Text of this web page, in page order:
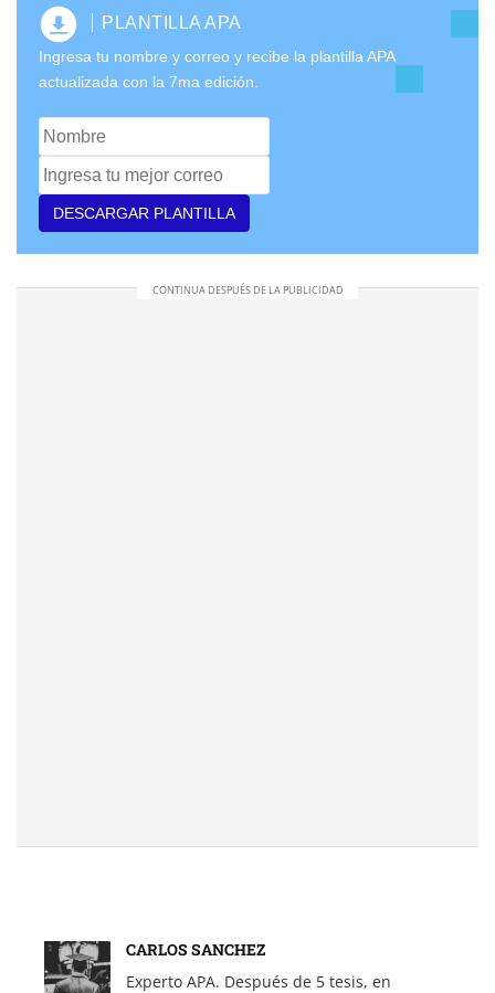
PLANTILLA APA
Ingresa tu nombre y correo y recibe la plantilla APA
actualizada con la 7ma edición.
CARLOS SANCHEZ
Experto APA. Después de 5 tesis, en